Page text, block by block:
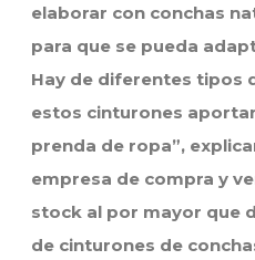
elaborar con conchas
para que se pueda
Hay de diferentes tipos
estos cinturones
prenda de ropa”,
empresa de compra y
stock al por mayor que
de cinturones de